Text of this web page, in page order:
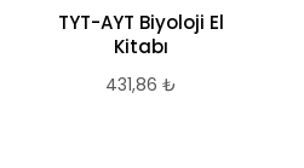
TYT-AYT Biyoloji El
Kitabı
431,86 ₺